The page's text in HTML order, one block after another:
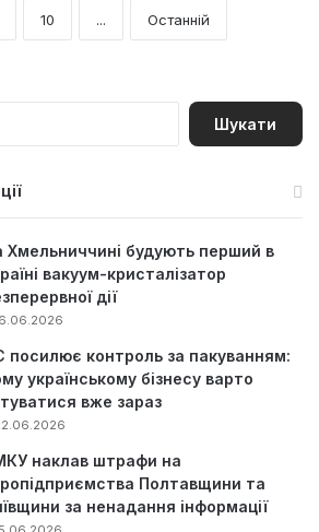
10 ... Останній
П
Хмельниччині будують перший в
вакуум-кристалізатор
дії
посилює контроль за пакуванням:
українському бізнесу варто
вже зараз
наклав штрафи на
Полтавщини та
за ненадання інформації